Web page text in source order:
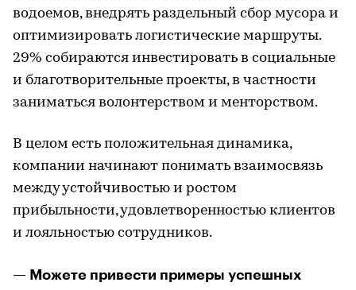
водоемов, внедрять раздельный сбор мусора и
оптимизировать логистические маршруты.
29% собираются инвестировать в социальные
и благотворительные проекты, в частности
заниматься волонтерством и менторством.
В целом есть положительная динамика,
компании начинают понимать взаимосвязь
между устойчивостью и ростом
прибыльности, удовлетворенностью клиентов
и лояльностью сотрудников.
— Можете привести примеры успешных